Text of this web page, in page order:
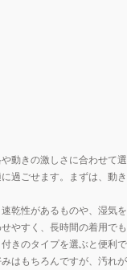
動きの激しさに合わせて
過ごせます。まずは、動
乾性があるものや、湿気
やすく、長時間の着用で
きのタイプを選ぶと便利で
はもちろんですが、汚れ